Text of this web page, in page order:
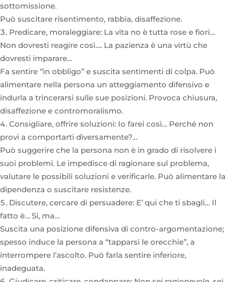
sottomissione.
Può suscitare risentimento, rabbia, disaffezione.
Predicare, moraleggiare: La vita no è tutta rose e fiori…
Non dovresti reagire così…. La pazienza è una virtù che
dovresti imparare…
Fa sentire “in obbligo” e suscita sentimenti di colpa. Può
alimentare nella persona un atteggiamento difensivo e
indurla a trincerarsi sulle sue posizioni. Provoca chiusura,
disaffezione e contromoralismo.
Consigliare, offrire soluzioni: Io farei così… Perché non
provi a comportarti diversamente?…
Può suggerire che la persona non è in grado di risolvere i
suoi problemi. Le impedisce di ragionare sul problema,
valutare le possibili soluzioni e verificarle. Può alimentare la
dipendenza o suscitare resistenze.
Discutere, cercare di persuadere: E’ qui che ti sbagli… Il
fatto è… Si, ma…
Suscita una posizione difensiva di contro-argomentazione;
spesso induce la persona a “tapparsi le orecchie”, a
interrompere l’ascolto. Può farla sentire inferiore,
inadeguata.